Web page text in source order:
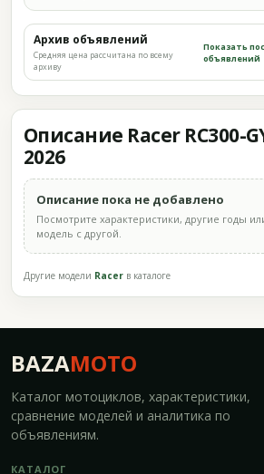
Архив объявлений
Средняя цена рассчитана по всему
архиву
Показать
объявлений
Описание Racer RC300-
2026
Описание пока не добавлено
Посмотрите характеристики, другие годы
модель с другой.
Другие модели Racer в каталоге
BAZAMOTO
Каталог мотоциклов, характеристики,
сравнение моделей и аналитика по
объявлениям.
КАТАЛОГ